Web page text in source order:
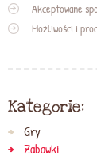
Akceptowane
Możliwości i
Kategorie:
Gry
Zabawki